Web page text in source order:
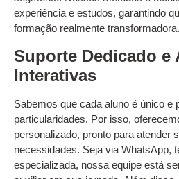
experiência e estudos, garantindo
formação realmente transformadora.
Suporte Dedicado e
Interativas
Sabemos que cada aluno é único e
particularidades. Por isso,
personalizado, pronto para atender
necessidades. Seja via WhatsApp,
especializada, nossa equipe está